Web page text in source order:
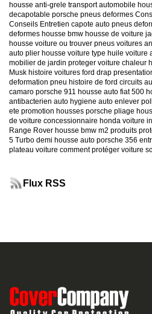
housse anti-grele transport automobile
decapotable porsche pneus deformes
Conseils Entretien capote auto pneus
deformes housse bmw housse de voiture
housse voiture ou trouver pneus voitures
auto plier housse voiture type huile voiture
mobilier de jardin proteger voiture chaleur
Musk histoire voitures ford drap
deformation pneu histoire de ford circuits
camaro porsche 911 housse auto fiat 500
antibacterien auto hygiene auto enlever
ete promotion housses porsche pliage
de voiture concessionnaire honda voiture
Range Rover housse bmw m2 produits
5 Turbo demi housse auto porsche 356
plateau voiture comment protéger voiture
Flux RSS